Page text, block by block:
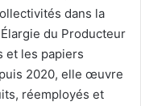
dans la
du Producteur
et les papiers
2020, elle œuvre
réemployés et